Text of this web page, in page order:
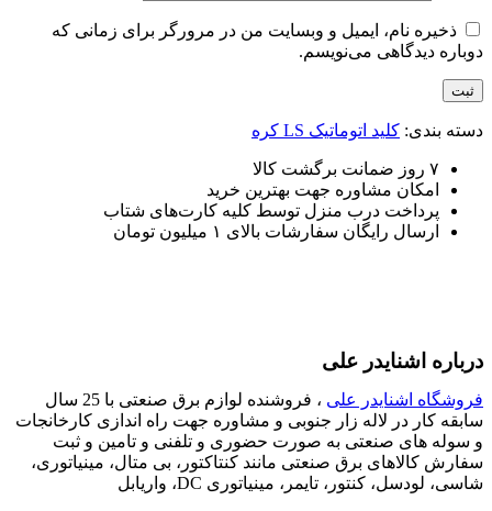
ذخیره نام، ایمیل و وبسایت من در مرورگر برای زمانی که
دوباره دیدگاهی می‌نویسم.
دسته بندی: کلید اتوماتیک LS کره
۷ روز ضمانت برگشت کالا
امکان مشاوره جهت بهترین خرید
پرداخت درب منزل توسط کلیه کارت‌های شتاب
ارسال رایگان سفارشات بالای ۱ میلیون تومان
درباره اشنایدر علی
فروشگاه اشنایدر علی
، فروشنده لوازم برق صنعتی با 25 سال
سابقه کار در لاله زار جنوبی و مشاوره جهت راه اندازی کارخانجات
و سوله های صنعتی به صورت حضوری و تلفنی و تامین و ثبت
سفارش کالاهای برق صنعتی مانند کنتاکتور، بی متال، مینیاتوری،
شاسی، لودسل، کنتور، تایمر، مینیاتوری DC، واریابل